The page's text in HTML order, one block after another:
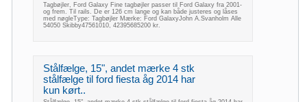
Tagbøjler, Ford Galaxy Fine tagbøjler passer til Ford Galaxy fra 2001-
og frem. Til rails. De er 126 cm lange og kan både justeres og låses
med nøgleType: Tagbøjler Mærke: Ford GalaxyJohn A.Svanholm Alle
54050 Skibby47561010, 42395685200 kr.
Stålfælge, 15", andet mærke 4 stk
stålfælge til ford fiesta åg 2014 har
kun kørt..